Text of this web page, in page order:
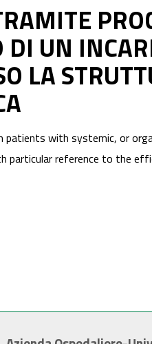
UN
LA
with systemic, or
particular reference to the